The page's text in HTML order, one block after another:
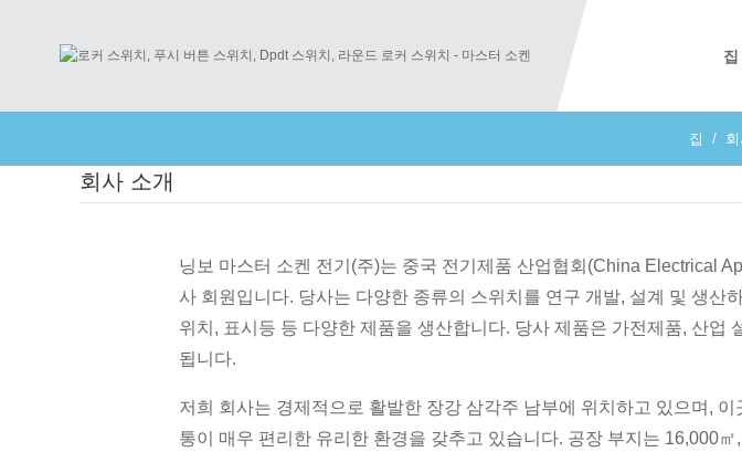
집
집
회사 소개
닝보 마스터 소켄 전기(주)는 중국 전기제품 산업협회(China Electrical
사 회원입니다. 당사는 다양한 종류의 스위치를 연구 개발, 설계 및 생
위치, 표시등 등 다양한 제품을 생산합니다. 당사 제품은 가전제품, 산업
됩니다.
저희 회사는 경제적으로 활발한 장강 삼각주 남부에 위치하고 있으며,
통이 매우 편리한 유리한 환경을 갖추고 있습니다. 공장 부지는 16,000